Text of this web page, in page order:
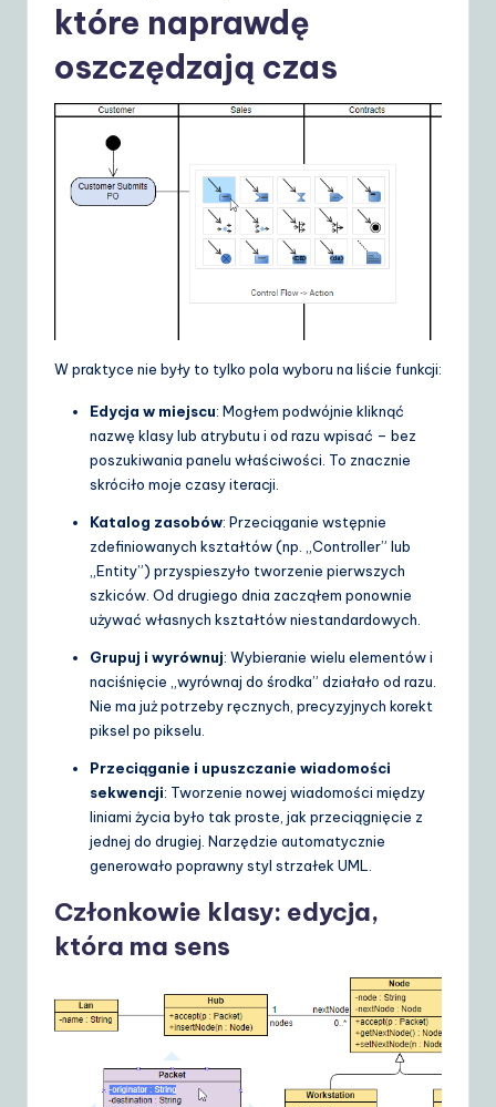
które naprawdę
oszczędzają czas
W praktyce nie były to tylko pola wyboru na liście funkcji:
Edycja w miejscu: Mogłem podwójnie kliknąć
nazwę klasy lub atrybutu i od razu wpisać – bez
poszukiwania panelu właściwości. To znacznie
skróciło moje czasy iteracji.
Katalog zasobów: Przeciąganie wstępnie
zdefiniowanych kształtów (np. „Controller” lub
„Entity”) przyspieszyło tworzenie pierwszych
szkiców. Od drugiego dnia zacząłem ponownie
używać własnych kształtów niestandardowych.
Grupuj i wyrównuj: Wybieranie wielu elementów i
naciśnięcie „wyrównaj do środka” działało od razu.
Nie ma już potrzeby ręcznych, precyzyjnych korekt
piksel po pikselu.
Przeciąganie i upuszczanie wiadomości
sekwencji: Tworzenie nowej wiadomości między
liniami życia było tak proste, jak przeciągnięcie z
jednej do drugiej. Narzędzie automatycznie
generowało poprawny styl strzałek UML.
Członkowie klasy: edycja,
która ma sens